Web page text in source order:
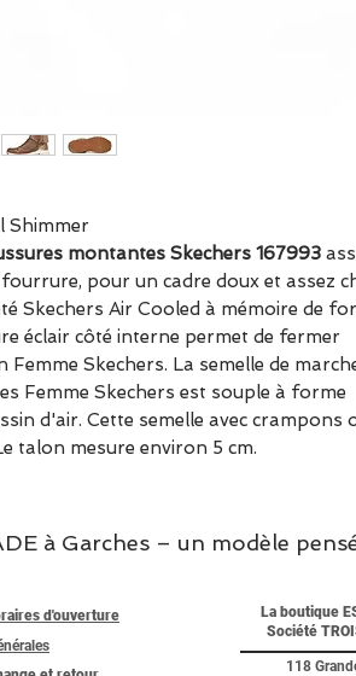
Shimmer
montantes Skechers 167993
pour un cadre doux et assez
Skechers Air Cooled à mémoire de
éclair côté interne permet de fermer
Skechers. La semelle de
Femme Skechers est souple à forme
d'air. Cette semelle avec crampons
talon mesure environ 5 cm.
à Garches – un modèle
d'ouverture
La boutique
Société
118